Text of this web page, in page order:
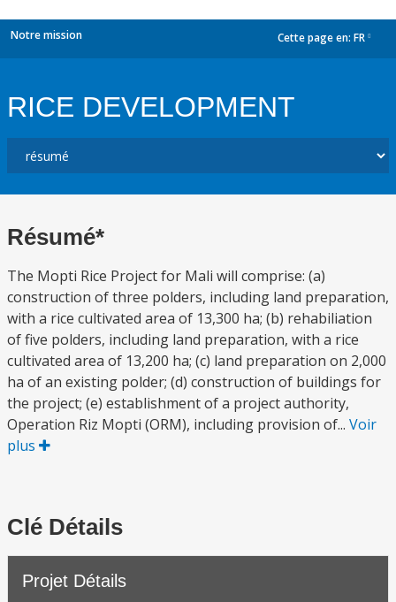
Notre mission Cette page en: FR
RICE DEVELOPMENT
Résumé*
The Mopti Rice Project for Mali will comprise: (a)
construction of three polders, including land preparation,
with a rice cultivated area of 13,300 ha; (b) rehabiliation
of five polders, including land preparation, with a rice
cultivated area of 13,200 ha; (c) land preparation on 2,000
ha of an existing polder; (d) construction of buildings for
the project; (e) establishment of a project authority,
Operation Riz Mopti (ORM), including provision of... Voir
plus
Clé Détails
Projet Détails